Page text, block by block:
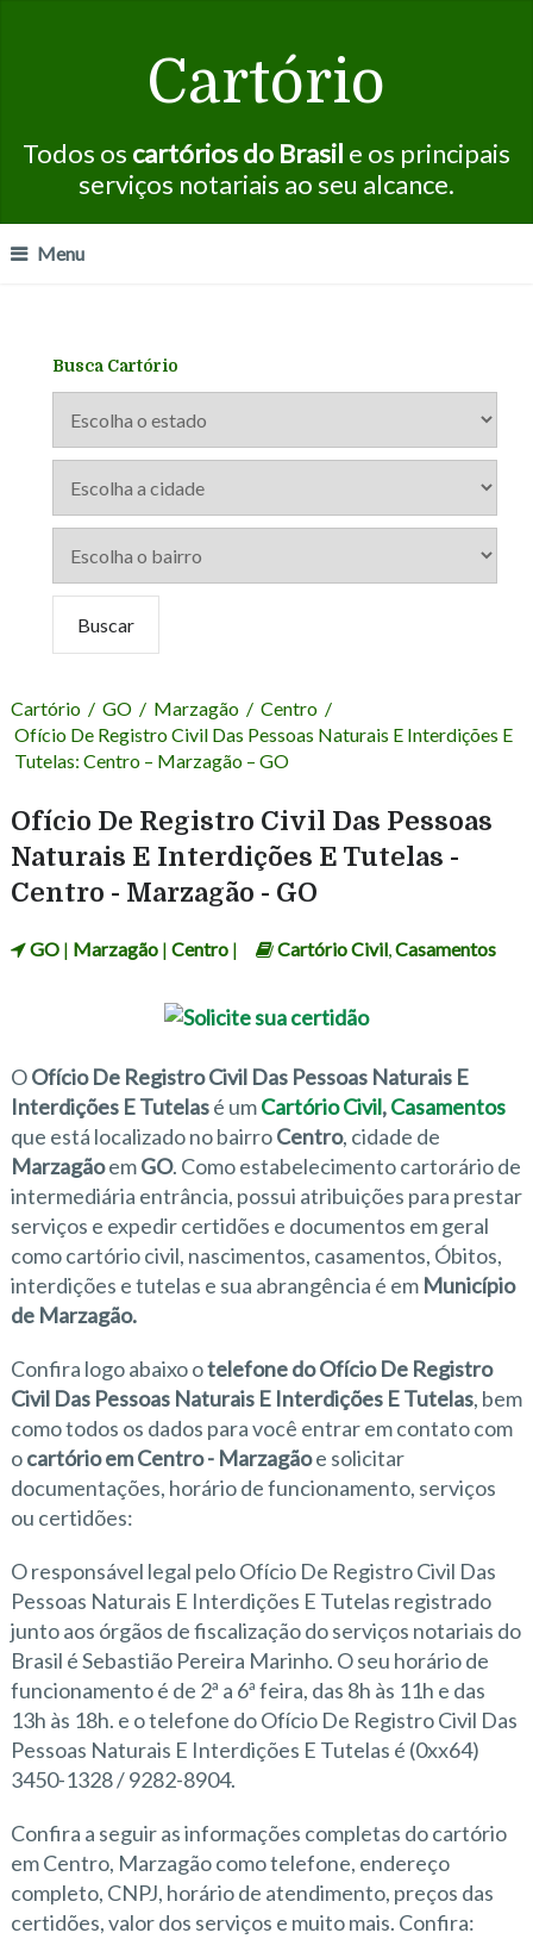
Cartório
Todos os cartórios do Brasil e os principais
serviços notariais ao seu alcance.
Menu
Busca Cartório
Cartório / GO / Marzagão / Centro /
Ofício De Registro Civil Das Pessoas Naturais E Interdições E
Tutelas: Centro – Marzagão – GO
Ofício De Registro Civil Das Pessoas
Naturais E Interdições E Tutelas -
Centro - Marzagão - GO
GO| Marzagão| Centro| Cartório Civil,Casamentos
OOfício De Registro Civil Das Pessoas Naturais E
Interdições E Tutelasé umCartório Civil,Casamentos
que está localizado no bairroCentro, cidade de
MarzagãoemGO. Como estabelecimento cartorário de
intermediária entrância, possui atribuições para prestar
serviços e expedir certidões e documentos em geral
como cartório civil, nascimentos, casamentos, Óbitos,
interdições e tutelas e sua abrangência é em Município
de Marzagão.
Confira logo abaixo otelefone do Ofício De Registro
Civil Das Pessoas Naturais E Interdições E Tutelas, bem
como todos os dados para você entrar em contato com
ocartório em Centro - Marzagãoe solicitar
documentações, horário de funcionamento, serviços
ou certidões:
O responsável legal pelo Ofício De Registro Civil Das
Pessoas Naturais E Interdições E Tutelas registrado
junto aos órgãos de fiscalização do serviços notariais do
Brasil é Sebastião Pereira Marinho. O seu horário de
funcionamento é de 2ª a 6ª feira, das 8h às 11h e das
13h às 18h. e o telefone do Ofício De Registro Civil Das
Pessoas Naturais E Interdições E Tutelas é (0xx64)
3450-1328 / 9282-8904.
Confira a seguir as informações completas do cartório
em Centro, Marzagão como telefone, endereço
completo, CNPJ, horário de atendimento, preços das
certidões, valor dos serviços e muito mais. Confira: